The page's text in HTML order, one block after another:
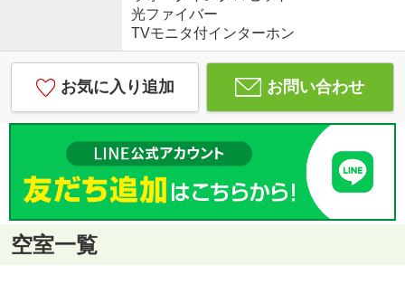
光ファイバー
TVモニタ付インターホン
お気に入り追加 お問い合わせ
空室一覧